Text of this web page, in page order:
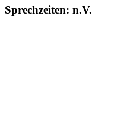
Sprechzeiten: n.V.